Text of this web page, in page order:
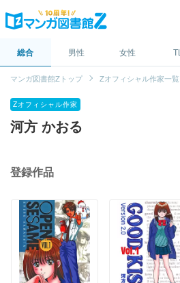
総合 男性 女性 TL
マンガ図書館Zトップ Zオフィシャル作家一覧
Zオフィシャル作家
河方 かおる
登録作品